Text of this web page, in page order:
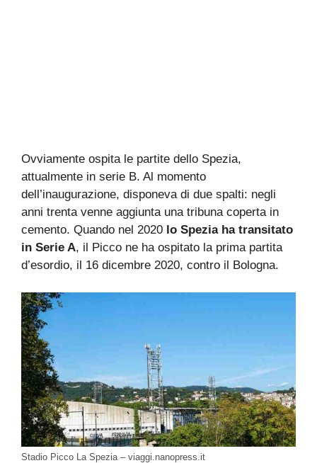
Ovviamente ospita le partite dello Spezia,
attualmente in serie B. Al momento
dell’inaugurazione, disponeva di due spalti: negli
anni trenta venne aggiunta una tribuna coperta in
cemento. Quando nel 2020 lo Spezia ha transitato
in Serie A, il Picco ne ha ospitato la prima partita
d’esordio, il 16 dicembre 2020, contro il Bologna.
Stadio Picco La Spezia – viaggi.nanopress.it